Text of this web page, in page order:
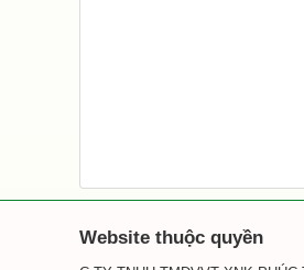
Website thuộc quyền